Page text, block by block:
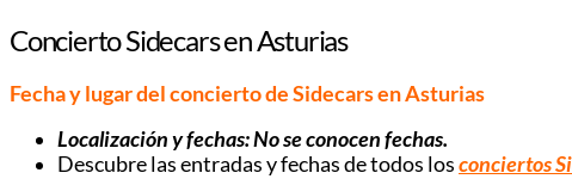
Concierto Sidecars en Asturias
Fecha y lugar del concierto de Sidecars en Asturias
Localización y fechas: No se conocen fechas.
Descubre las entradas y fechas de todos losconciertos